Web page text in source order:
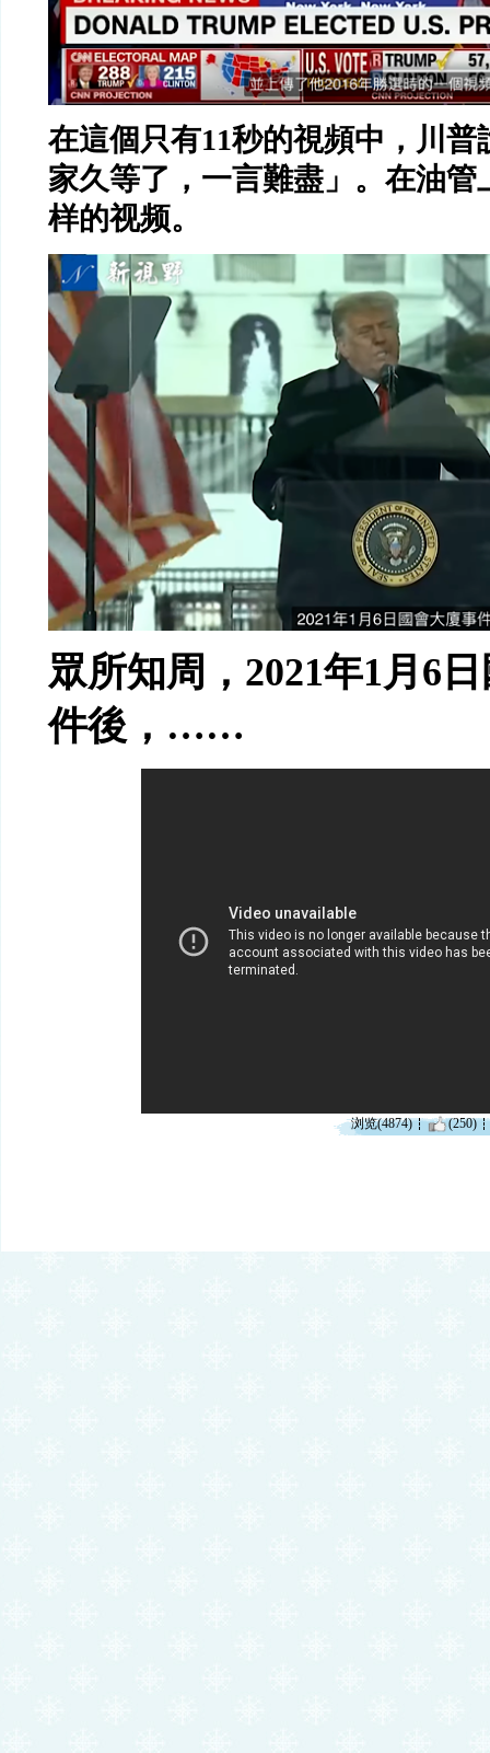
在這個只有11秒的視頻中，川普
家久等了，一言難盡」。在油管
样的视频。
眾所知周， 2021年1月 6
件後， ……
浏览(4874) (250)